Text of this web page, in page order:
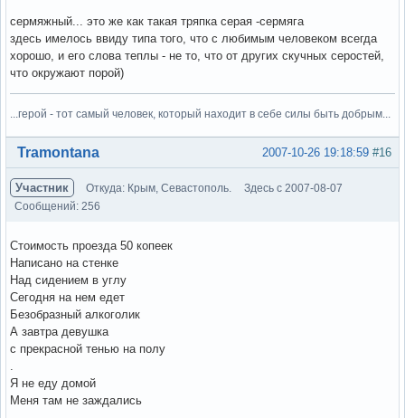
сермяжный... это же как такая тряпка серая -сермяга
здесь имелось ввиду типа того, что с любимым человеком всегда
хорошо, и его слова теплы - не то, что от других скучных серостей,
что окружают порой)
...герой - тот самый человек, который находит в себе силы быть добрым...
Вне форума #16
2007-10-26 19:18:59
Tramontana
Участник Откуда: Крым, Севастополь.
Здесь с 2007-08-07
Сообщений: 256
Стоимость проезда 50 копеек
Написано на стенке
Над сидением в углу
Сегодня на нем едет
Безобразный алкоголик
А завтра девушка
с прекрасной тенью на полу
Я не еду домой
Меня там не заждались